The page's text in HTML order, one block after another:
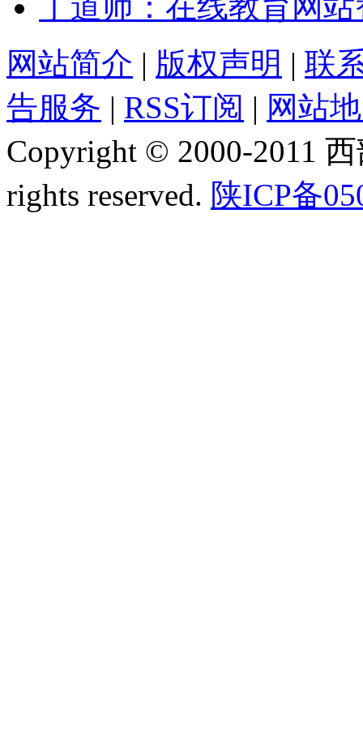
网站简介 | 版权声明 | 联
告服务 | RSS订阅 | 网站
Copyright © 2000-2011
rights reserved. 陕ICP备